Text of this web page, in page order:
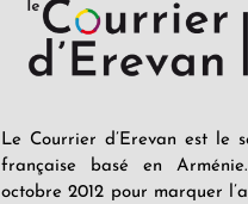
Le Courrier d’Erevan est le
française basé en
octobre 2012 pour marquer